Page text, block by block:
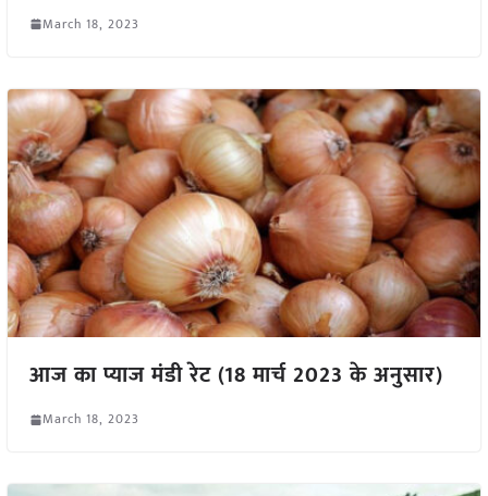
March 18, 2023
आज का प्याज मंडी रेट (18 मार्च 2023 के अनुसार)
March 18, 2023